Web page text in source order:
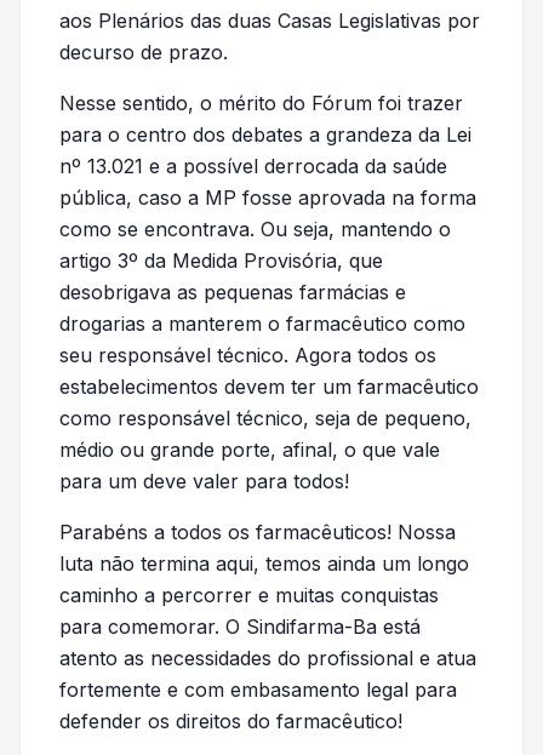
aos Plenários das duas Casas Legislativas por
decurso de prazo.
Nesse sentido, o mérito do Fórum foi trazer
para o centro dos debates a grandeza da Lei
nº 13.021 e a possível derrocada da saúde
pública, caso a MP fosse aprovada na forma
como se encontrava. Ou seja, mantendo o
artigo 3º da Medida Provisória, que
desobrigava as pequenas farmácias e
drogarias a manterem o farmacêutico como
seu responsável técnico. Agora todos os
estabelecimentos devem ter um farmacêutico
como responsável técnico, seja de pequeno,
médio ou grande porte, afinal, o que vale
para um deve valer para todos!
Parabéns a todos os farmacêuticos! Nossa
luta não termina aqui, temos ainda um longo
caminho a percorrer e muitas conquistas
para comemorar. O Sindifarma-Ba está
atento as necessidades do profissional e atua
fortemente e com embasamento legal para
defender os direitos do farmacêutico!